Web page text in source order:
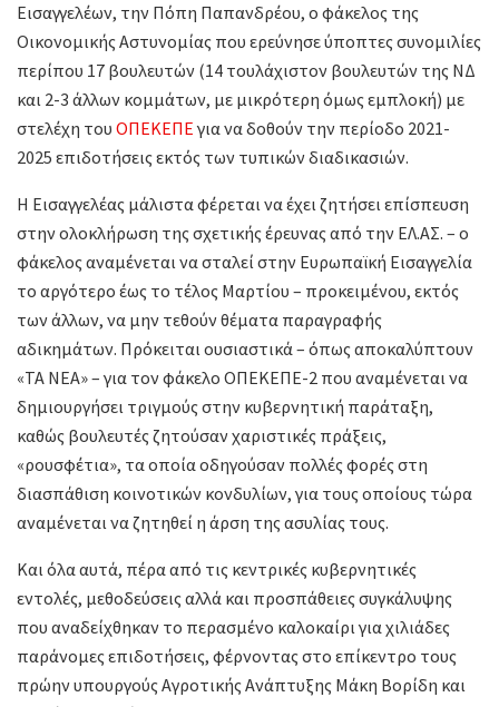
Εισαγγελέων, την Πόπη Παπανδρέου, ο φάκελος της
Οικονομικής Αστυνομίας που ερεύνησε ύποπτες συνομιλίες
περίπου 17 βουλευτών (14 τουλάχιστον βουλευτών της ΝΔ
και 2-3 άλλων κομμάτων, με μικρότερη όμως εμπλοκή) με
στελέχη του ΟΠΕΚΕΠΕγια να δοθούν την περίοδο 2021-
2025 επιδοτήσεις εκτός των τυπικών διαδικασιών.
Η Εισαγγελέας μάλιστα φέρεται να έχει ζητήσει επίσπευση
στην ολοκλήρωση της σχετικής έρευνας από την ΕΛ.ΑΣ. – ο
φάκελος αναμένεται να σταλεί στην Ευρωπαϊκή Εισαγγελία
το αργότερο έως το τέλος Μαρτίου – προκειμένου, εκτός
των άλλων, να μην τεθούν θέματα παραγραφής
αδικημάτων. Πρόκειται ουσιαστικά – όπως αποκαλύπτουν
«ΤΑ ΝΕΑ» – για τον φάκελο ΟΠΕΚΕΠΕ-2 που αναμένεται να
δημιουργήσει τριγμούς στην κυβερνητική παράταξη,
καθώς βουλευτές ζητούσαν χαριστικές πράξεις,
«ρουσφέτια», τα οποία οδηγούσαν πολλές φορές στη
διασπάθιση κοινοτικών κονδυλίων, για τους οποίους τώρα
αναμένεται να ζητηθεί η άρση της ασυλίας τους.
Και όλα αυτά, πέρα από τις κεντρικές κυβερνητικές
εντολές, μεθοδεύσεις αλλά και προσπάθειες συγκάλυψης
που αναδείχθηκαν το περασμένο καλοκαίρι για χιλιάδες
παράνομες επιδοτήσεις, φέρνοντας στο επίκεντρο τους
πρώην υπουργούς Αγροτικής Ανάπτυξης Μάκη Βορίδη και